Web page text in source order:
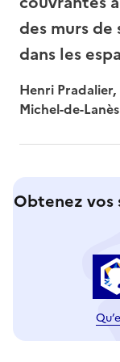
des murs
dans les
Henri
Michel-de-Lanès
Obtenez